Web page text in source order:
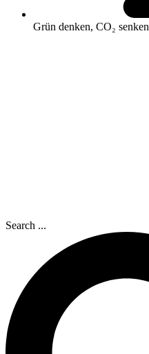
Grün denken, CO₂ senken
Search ...